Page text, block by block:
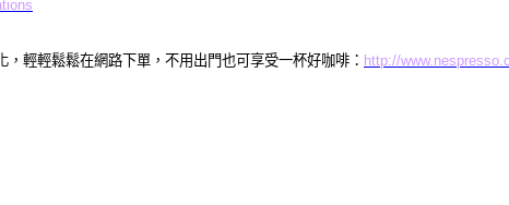
輕輕鬆鬆在網路下單，不用出門也可享受一杯好咖啡： http://